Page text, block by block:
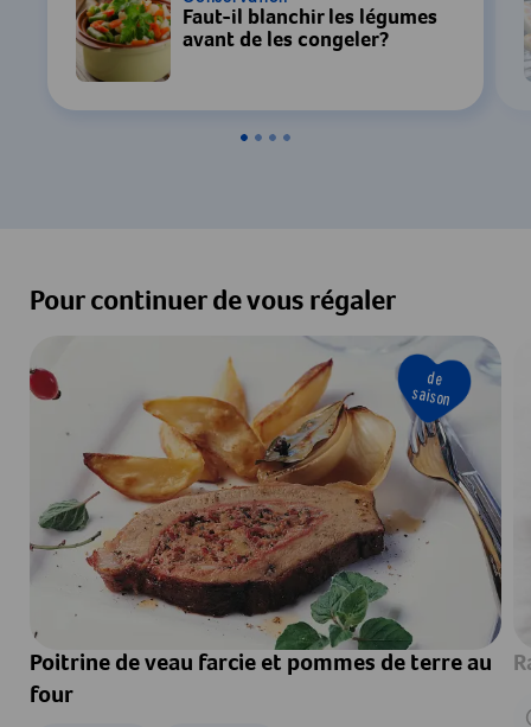
Faut-il blanchir les légumes
avant de les congeler?
Pour continuer de vous régaler
de
saison
Poitrine de veau farcie et pommes de terre au
four